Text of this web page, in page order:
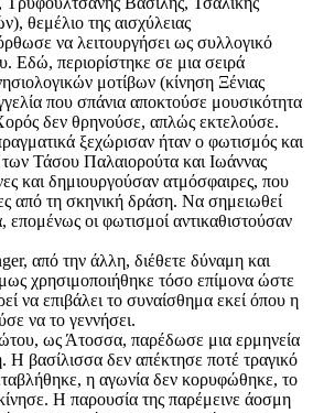
θεμέλιο της αισχύλειας
να λειτουργήσει ως συλλογικό
Εδώ, περιορίστηκε σε μια σειρά
μοτίβων (κίνηση Ξένιας
που σπάνια αποκτούσε μουσικότητα
δεν θρηνούσε, απλώς εκτελούσε.
ξεχώρισαν ήταν ο φωτισμός και
Τάσου Παλαιορούτα και Ιωάννας
και δημιουργούσαν ατμόσφαιρες, που
από τη σκηνική δράση. Να σημειωθεί
επομένως οι φωτισμοί αντικαθιστούσαν
από την άλλη, διέθετε δύναμη και
χρησιμοποιήθηκε τόσο επίμονα ώστε
να επιβάλει το συναίσθημα εκεί όπου η
να το γεννήσει.
ως Άτοσσα, παρέδωσε μια ερμηνεία
Η βασίλισσα δεν απέκτησε ποτέ τραγικό
η αγωνία δεν κορυφώθηκε, το
Η παρουσία της παρέμεινε άοσμη